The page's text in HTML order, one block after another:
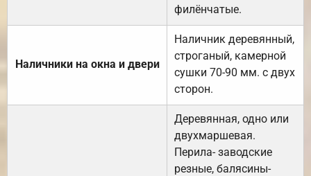
филёнчатые.
Наличники на окна и двери
Наличник деревянный,
строганый, камерной
сушки 70-90 мм. с двух
сторон.
Деревянная, одно или
двухмаршевая.
Перила- заводские
резные, балясины-